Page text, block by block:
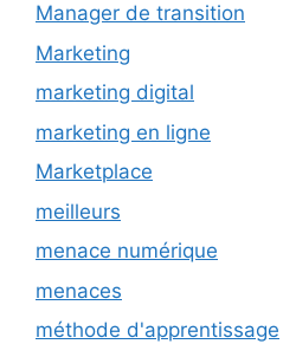
Manager de transition
Marketing
marketing digital
marketing en ligne
Marketplace
meilleurs
menace numérique
menaces
méthode d'apprentissage